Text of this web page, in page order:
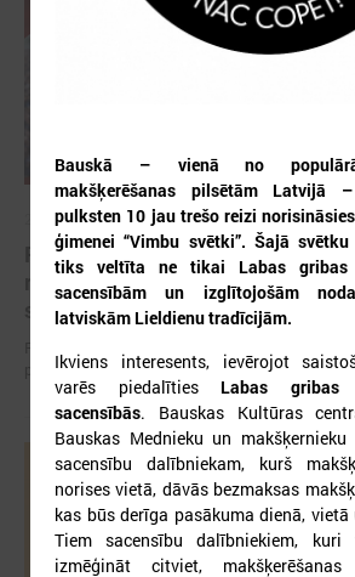
2026. gada 12. jūnijs
Publicēta konferences “Tautas
rezolūcija par vietējās
stiprināšanu Latvijā
pārstāvniecības stiprināšanu Latvijā
Bauskā – vienā no
makšķerēšanas pilsētām
pulksten 10 jau trešo reizi
ģimenei “Vimbu svētki”. Šajā
tiks veltīta ne tikai Labas gribas
sacensībām un izglītojošām
latviskām Lieldienu tradīcijām.
Ikviens interesents, ievērojot
varēs piedalīties Labas gribas
sacensībās. Bauskas Kultūras
Bauskas Mednieku un
sacensību dalībniekam, kurš
norises vietā, dāvās bezmaksas
kas būs derīga pasākuma dienā,
Tiem sacensību dalībniekiem, kuri
izmēģināt citviet,